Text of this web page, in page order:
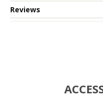
Reviews